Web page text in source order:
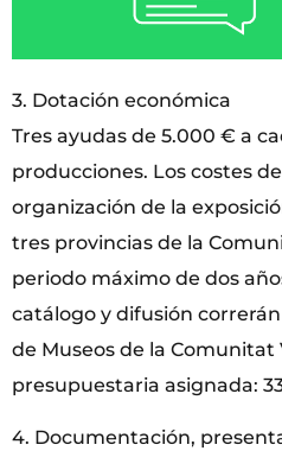
3. Dotación económica
Tres ayudas de 5.000 € a
producciones. Los costes
organización de la
tres provincias de la
periodo máximo de dos
catálogo y difusión
de Museos de la Comunitat
presupuestaria asignada:
4. Documentación,